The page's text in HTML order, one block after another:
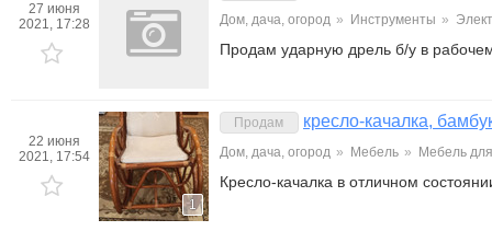
27 июня
2021, 17:28
Дом, дача, огород » Инструменты »
Продам ударную дрель б/у в
22 июня
2021, 17:54
1
Продам кресло-качалка,
Дом, дача, огород » Мебель » Мебель
Кресло-качалка в отличном